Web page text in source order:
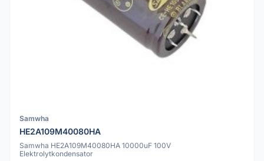
Samwha
HE2A109M40080HA
Samwha HE2A109M40080HA 10000uF 100V
Elektrolytkondensator